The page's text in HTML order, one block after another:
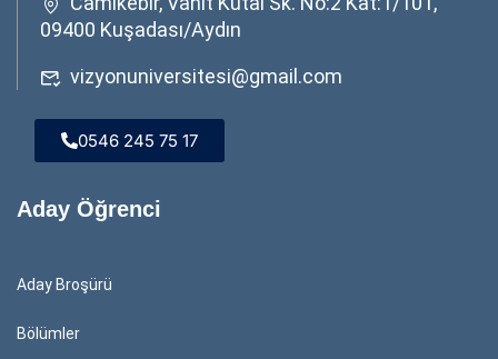
09400 Kuşadası/Aydın
vizyonuniversitesi@gmail.com
0546 245 75 17
Aday Öğrenci
Aday Broşürü
Bölümler